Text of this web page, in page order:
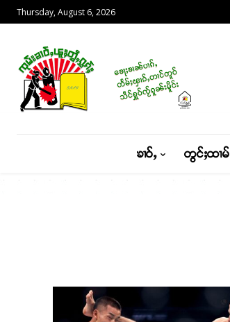
Thursday, August 6, 2026
ၶၢဝ်ႇ တွင်ႈထၢမ်